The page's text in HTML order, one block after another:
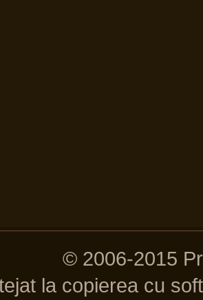
© 2006-2015
la copierea cu